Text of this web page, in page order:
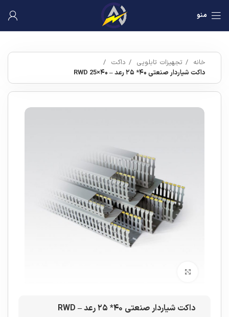
منو
خانه تجهیزات تابلویی
داکت
داکت شیاردار صنعتی ۴۰* ۲۵ رعد – RWD 25×۴۰
داکت شیاردار صنعتی ۴۰* ۲۵ رعد – RWD